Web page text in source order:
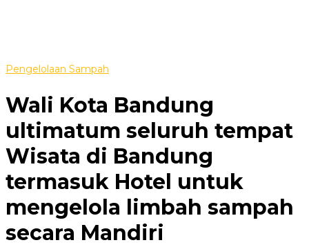
Pengelolaan Sampah
Wali Kota Bandung
ultimatum seluruh tempat
Wisata di Bandung
termasuk Hotel untuk
mengelola limbah sampah
secara Mandiri